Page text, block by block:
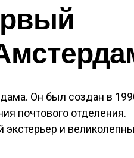
Он был создан в
почтового отделения.
экстерьер и